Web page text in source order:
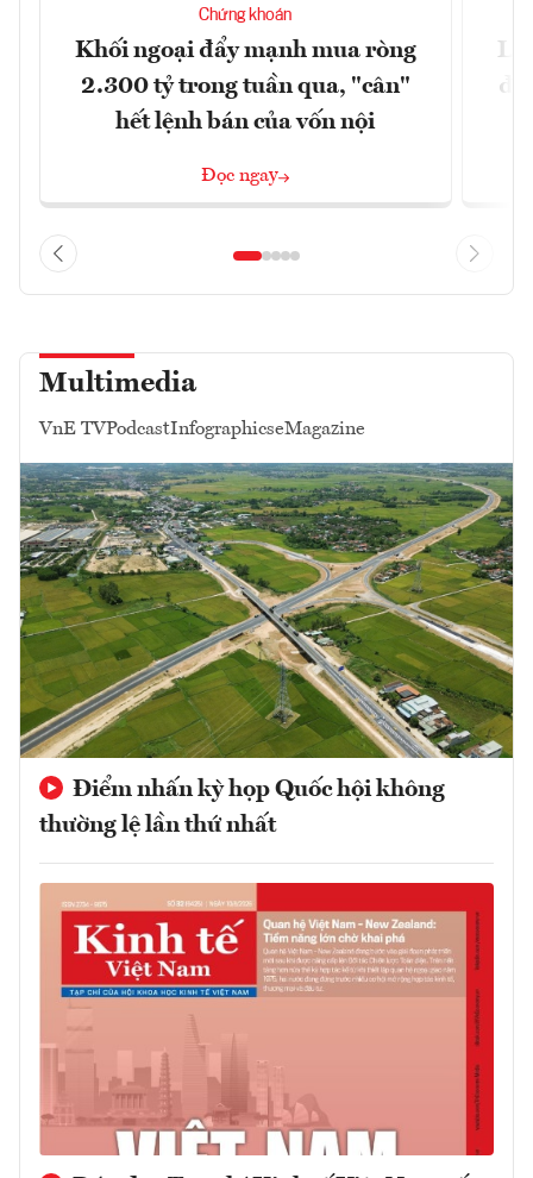
Chứng khoán
Khối ngoại đẩy mạnh mua ròng
2.300 tỷ trong tuần qua, "cân"
hết lệnh bán của vốn nội
Đọc ngay
Multimedia
VnE TVPodcastInfographicseMagazine
Điểm nhấn kỳ họp Quốc hội không
thường lệ lần thứ nhất